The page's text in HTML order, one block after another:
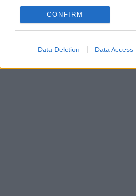
CONFIRM
Data Deletion Data Access